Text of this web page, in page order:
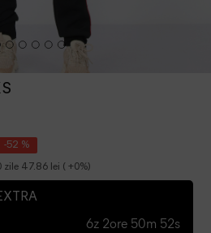
-52 %
47.86 lei ( +0%)
6z 2ore 50m 51s